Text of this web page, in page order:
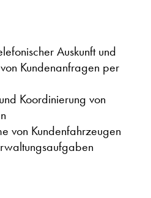
Auskunft und
Kundenanfragen per
Koordinierung von
von Kundenfahrzeugen